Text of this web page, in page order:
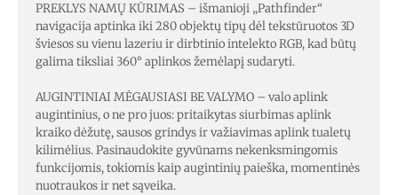
PREKLYS NAMŲ KŪRIMAS – išmanioji „Pathfinder“
navigacija aptinka iki 280 objektų tipų dėl tekstūruotos 3D
šviesos su vienu lazeriu ir dirbtinio intelekto RGB, kad būtų
galima tiksliai 360° aplinkos žemėlapį sudaryti.
AUGINTINIAI MĖGAUSIASI BE VALYMO – valo aplink
augintinius, o ne pro juos: pritaikytas siurbimas aplink
kraiko dėžutę, sausos grindys ir važiavimas aplink tualetų
kilimėlius. Pasinaudokite gyvūnams nekenksmingomis
funkcijomis, tokiomis kaip augintinių paieška, momentinės
nuotraukos ir net sąveika.